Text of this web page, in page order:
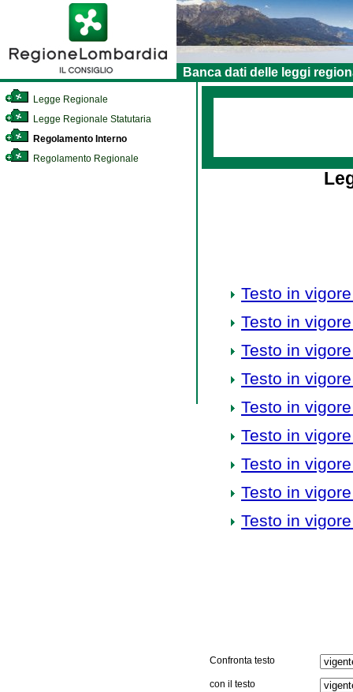
Banca dati delle leggi
Legge Regionale
Legge Regionale Statutaria
Regolamento Interno
Regolamento Regionale
Testo in
Testo in
Testo in
Testo in
Testo in
Testo in
Testo in
Testo in
Testo in
Confronta testo
con il testo